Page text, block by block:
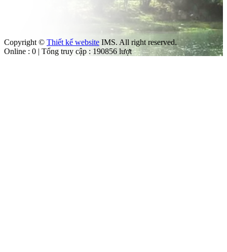
Copyright © Thiết kế website IMS. All right reserved.
Online : 0 | Tổng truy cập : 190856 lượt